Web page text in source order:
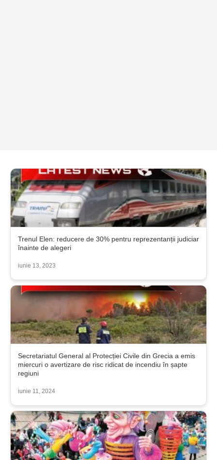
Trenul Elen: reducere de 30% pentru reprezentanții judiciar
înainte de alegeri
iunie 13, 2023
Secretariatul General al Protecției Civile din Grecia a emis
miercuri o avertizare de risc ridicat de incendiu în șapte
regiuni
iunie 11, 2024